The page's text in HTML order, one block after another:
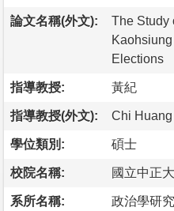
論文名稱(外文):
The Study
Elections
指導教授: 黃紀
指導教授(外文): Chi Huang
學位類別: 碩士
校院名稱: 國立中正
系所名稱: 政治學研